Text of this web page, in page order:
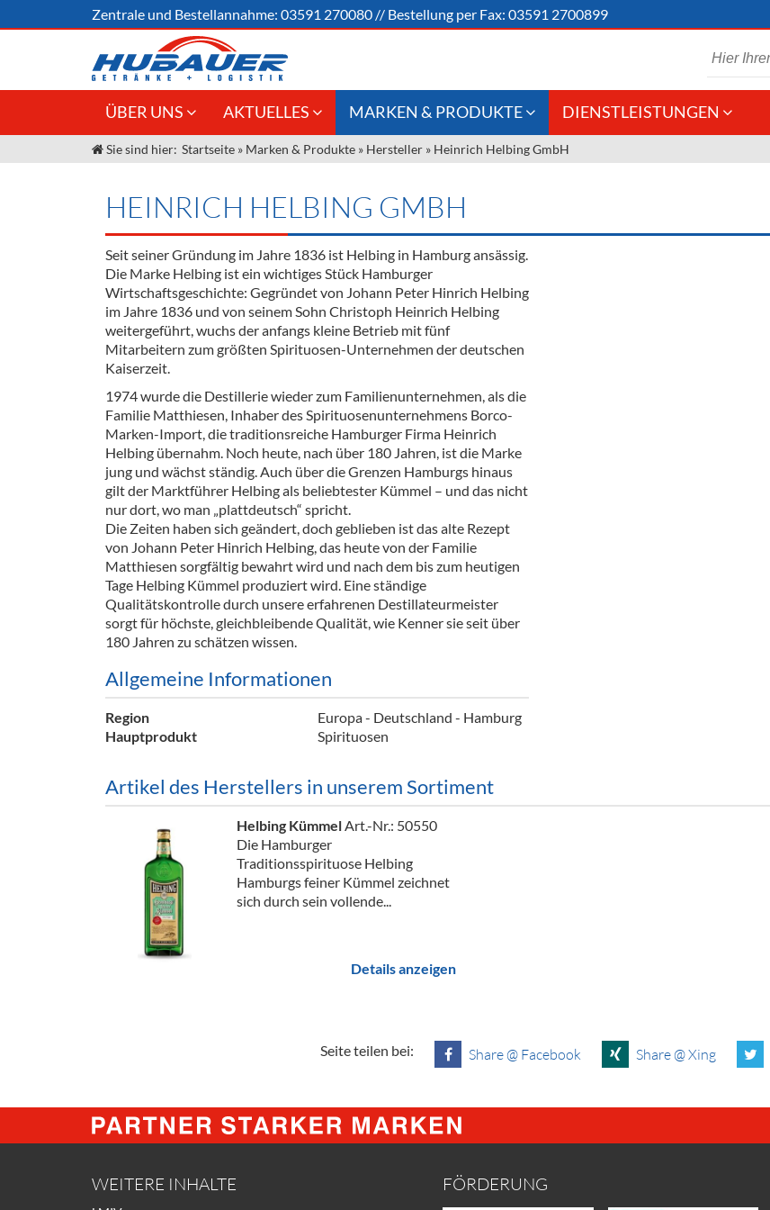
Zentrale und Bestellannahme: 03591 270080 // Bestellung per Fax: 03591 2700899
ÜBER UNS
Jobs
Unser Team
Kontakt
AKTUELLES
Angebote Gastronomie &
Gastronomie
Innovation - Die Neue Art des
Bierzapfens "DroughtMaster"
Neuigkeiten
Termine
MARKEN & PRODUKTE
Weine & Schaumwein
Spirituosen
Bier
Fassbier + Zubehör
Alkoholfreie Getränke
Öle & Küchenartikel
Barzubehör
Equipment
Ausschankwagen
Gläser
Kühlanhänger
Theken + Zubehör
Verpackung
Hygieneartikel & Desinfektion
DIENSTLEISTUNGEN
Kommisionskauf &
Sie sind hier: Startseite » Marken & Produkte » Hersteller » Heinrich Helbing GmbH
HEINRICH HELBING GMBH
Seit seiner Gründung im Jahre 1836 ist Helbing in Hamburg ansässig.
Die Marke Helbing ist ein wichtiges Stück Hamburger
Wirtschaftsgeschichte: Gegründet von Johann Peter Hinrich Helbing
im Jahre 1836 und von seinem Sohn Christoph Heinrich Helbing
weitergeführt, wuchs der anfangs kleine Betrieb mit fünf
Mitarbeitern zum größten Spirituosen-Unternehmen der deutschen
Kaiserzeit.
1974 wurde die Destillerie wieder zum Familienunternehmen, als die
Familie Matthiesen, Inhaber des Spirituosenunternehmens Borco-
Marken-Import,­ die traditionsreiche Hamburger Firma Heinrich
Helbing übernahm. Noch heute, nach über 180 Jahren, ist die Marke
jung und wächst ständig. Auch über die Grenzen Hamburgs hinaus
gilt der Marktführer Helbing als beliebtester Kümmel – und das nicht
nur dort, wo man „plattdeutsch“ spricht.
Die Zeiten haben sich geändert, doch geblieben ist das alte Rezept
von Johann Peter Hinrich Helbing, das heute von der Familie
Matthiesen sorgfältig bewahrt wird und nach dem bis zum heutigen
Tage Helbing Kümmel produziert wird. Eine ständige
Qualitätskontrolle durch unsere erfahrenen Destillateurmeister
sorgt für höchste, gleichbleibende Qualität, wie Kenner sie seit über
180 Jahren zu schätzen wissen.
Allgemeine Informationen
Region
Europa - Deutschland - Hamburg
Hauptprodukt
Spirituosen
Artikel des Herstellers in unserem Sortiment
Helbing KümmelArt.-Nr.: 50550
Die Hamburger
Traditionsspirituose Helbing
Hamburgs feiner Kümmel zeichnet
sich durch sein vollende...
Details anzeigen
Seite teilen bei: Share @ Facebook Share @ Xing
WEITERE INHALTE FÖRDERUNG